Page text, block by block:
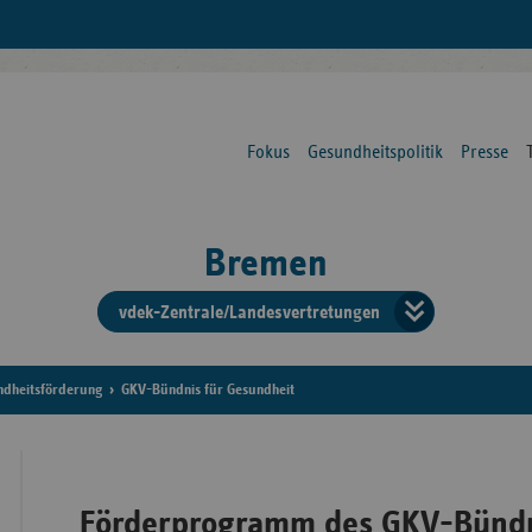
Fokus Gesundheitspolitik Presse
Bremen
vdek-Zentrale/Landesvertretungen
der
GKV-Bündnis für Gesundheit
Förderprogramm des GKV-